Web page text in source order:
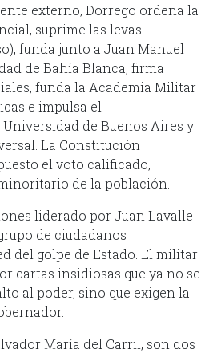
externo, Dorrego ordena la
suprime las levas
funda junto a Juan Manuel
de Bahía Blanca, firma
funda la Academia Militar
e impulsa el
de Buenos Aires y
La Constitución
el voto calificado,
de la población.
liderado por Juan Lavalle
de ciudadanos
del golpe de Estado. El militar
cartas insidiosas que ya no se
al poder, sino que exigen la
María del Carril, son dos